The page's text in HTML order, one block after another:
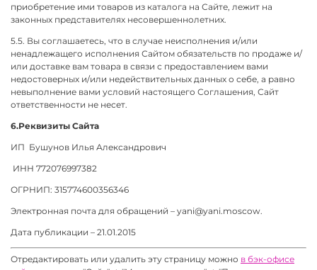
приобретение ими товаров из каталога на Сайте, лежит на
законных представителях несовершеннолетних.
5.5. Вы соглашаетесь, что в случае неисполнения и/или
ненадлежащего исполнения Сайтом обязательств по продаже и/
или доставке вам товара в связи с предоставлением вами
недостоверных и/или недействительных данных о себе, а равно
невыполнение вами условий настоящего Соглашения, Сайт
ответственности не несет.
6.Реквизиты Сайта
ИП Бушунов Илья Александрович
ИНН 772076997382
ОГРНИП: 315774600356346
Электронная почта для обращений – yani@yani.moscow.
Дата публикации – 21.01.2015
Отредактировать или удалить эту страницу можно в бэк-офисе